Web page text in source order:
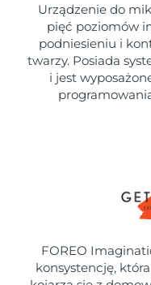
Urządzenie do
pięć poziomów
podniesieniu i
twarzy. Posiada
i jest
FOREO
konsystencję,